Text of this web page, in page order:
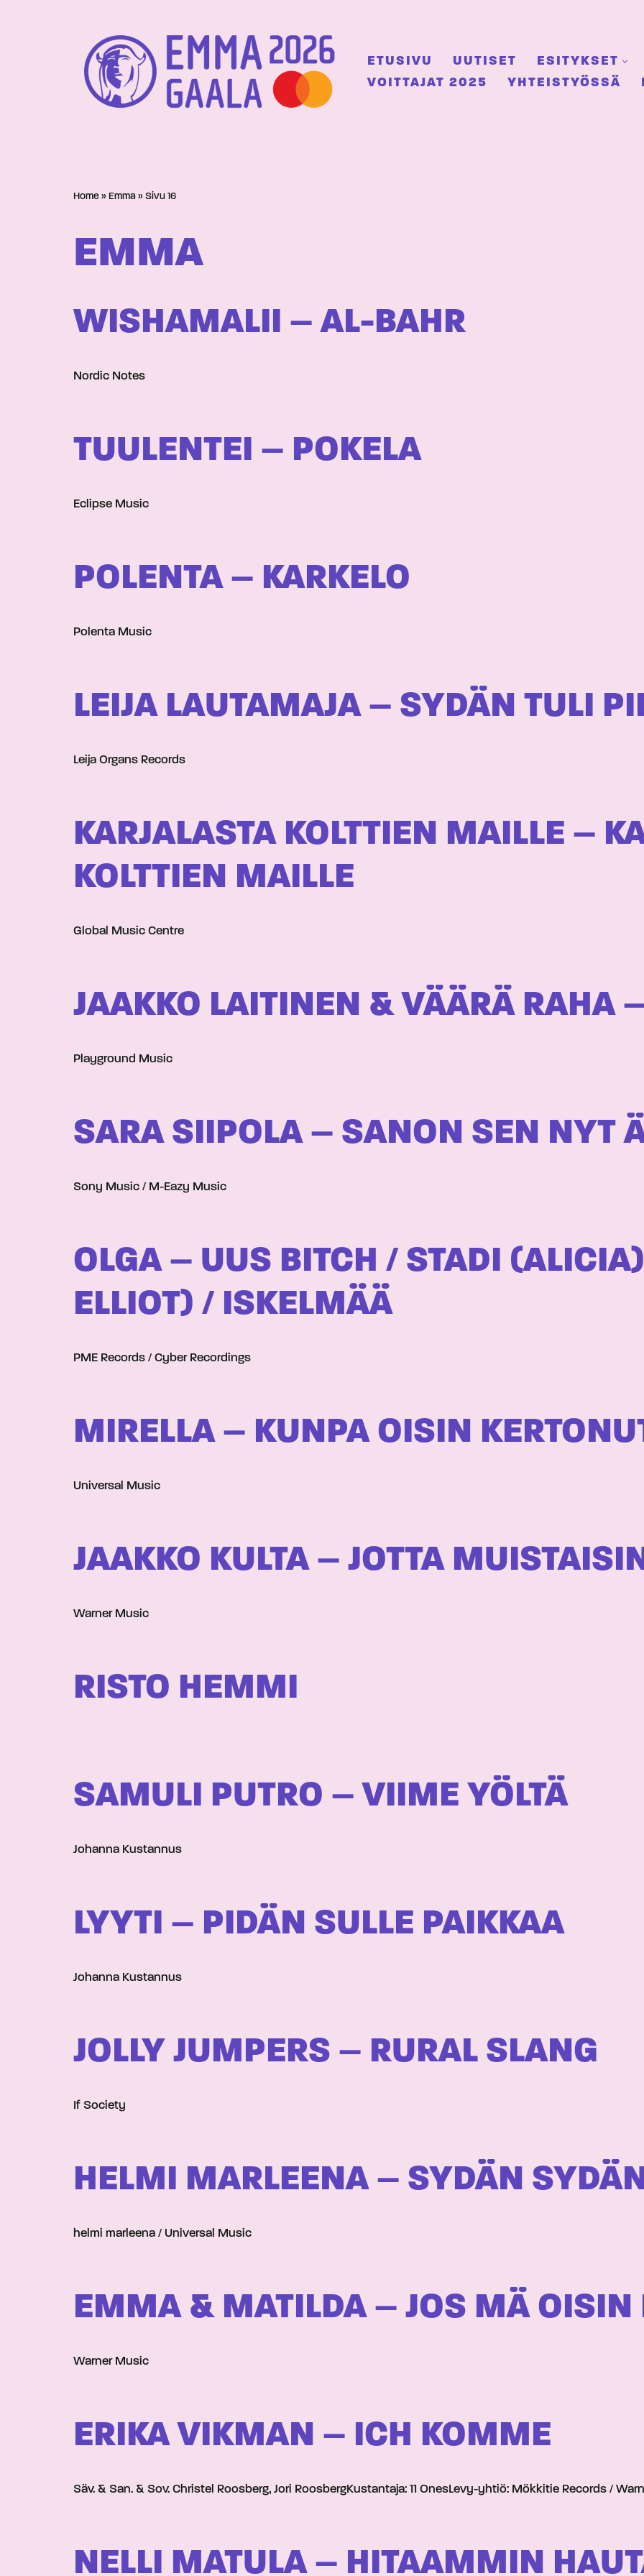
ETUSIVU UUTISET
ESITYKSET
VOITTAJAT 2025
YHTEISTYÖSSÄ
Home » Emma » Sivu 16
EMMA
WISHAMALII – AL-BAHR
Nordic Notes
TUULENTEI – POKELA
Eclipse Music
POLENTA – KARKELO
Polenta Music
LEIJA LAUTAMAJA – SYDÄN TULI
Leija Organs Records
KARJALASTA KOLTTIEN MAILLE –
KOLTTIEN MAILLE
Global Music Centre
JAAKKO LAITINEN & VÄÄRÄ RAHA
Playground Music
SARA SIIPOLA – SANON SEN NYT
Sony Music / M-Eazy Music
OLGA – UUS BITCH / STADI
ELLIOT) / ISKELMÄÄ
PME Records / Cyber Recordings
MIRELLA – KUNPA OISIN
Universal Music
JAAKKO KULTA – JOTTA
Warner Music
RISTO HEMMI
SAMULI PUTRO – VIIME YÖLTÄ
Johanna Kustannus
LYYTI – PIDÄN SULLE PAIKKAA
Johanna Kustannus
JOLLY JUMPERS – RURAL SLANG
If Society
HELMI MARLEENA – SYDÄN
helmi marleena / Universal Music
EMMA & MATILDA – JOS MÄ OISIN
Warner Music
ERIKA VIKMAN – ICH KOMME
Säv. & San. & Sov. Christel Roosberg, Jori RoosbergKustantaja: 11 OnesLevy-yhtiö: Mökkitie Records /
NELLI MATULA – HITAAMMIN